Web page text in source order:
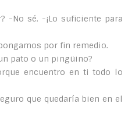
-No sé. -¡Lo suficiente para
por fin remedio.
pato o un pingüino?
encuentro en ti todo lo
que quedaría bien en el